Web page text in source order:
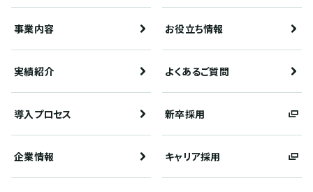
事業内容 お役立ち情報
実績紹介 よくあるご質問
導入プロセス 新卒採用
企業情報 キャリア採用